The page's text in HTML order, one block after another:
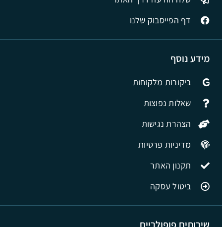
שירותים פופולריים
מידע נוסף
ביקורות מלקוחות
שאלות נפוצות
הצהרת נגישות
מדיניות פרטיות
תקנון האתר
ביטול עסקה
דף הפייסבוק שלנו